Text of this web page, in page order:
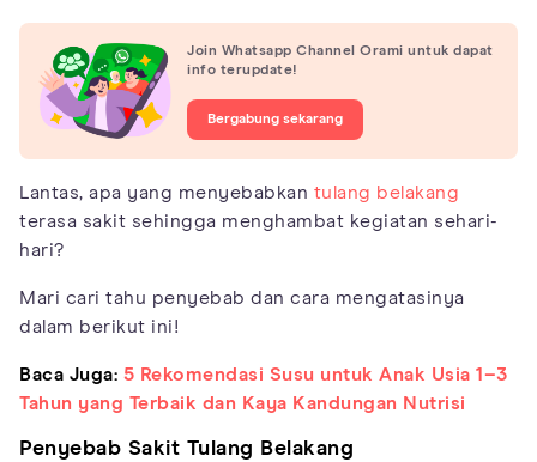
Join Whatsapp Channel Orami untuk dapat
info terupdate!
Bergabung sekarang
Lantas, apa yang menyebabkan tulang belakang
terasa sakit sehingga menghambat kegiatan sehari-
hari?
Mari cari tahu penyebab dan cara mengatasinya
dalam berikut ini!
Baca Juga: 5 Rekomendasi Susu untuk Anak Usia 1–3
Tahun yang Terbaik dan Kaya Kandungan Nutrisi
Penyebab Sakit Tulang Belakang